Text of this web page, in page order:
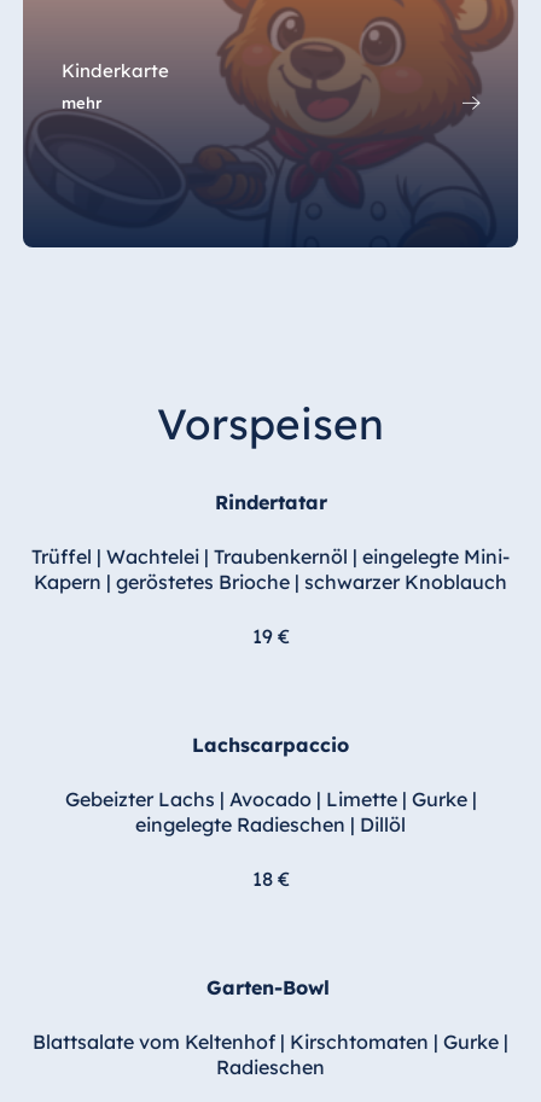
Hotel München
Hotel Stuttgart
Seehotel
TitiseeHotel
Star-Apart Hansa
Hotel Wiesbaden
Ägypten
Albanien
Hotel Plaza
Kinderkarte
mehr
Vorspeisen
Rindertatar
Trüffel | Wachtelei | Traubenkernöl | eingelegte Mini-
Kapern | geröstetes Brioche | schwarzer Knoblauch
19 €
Lachscarpaccio
Gebeizter Lachs | Avocado | Limette | Gurke |
eingelegte Radieschen | Dillöl
18 €
Garten-Bowl
Blattsalate vom Keltenhof | Kirschtomaten | Gurke |
Radieschen